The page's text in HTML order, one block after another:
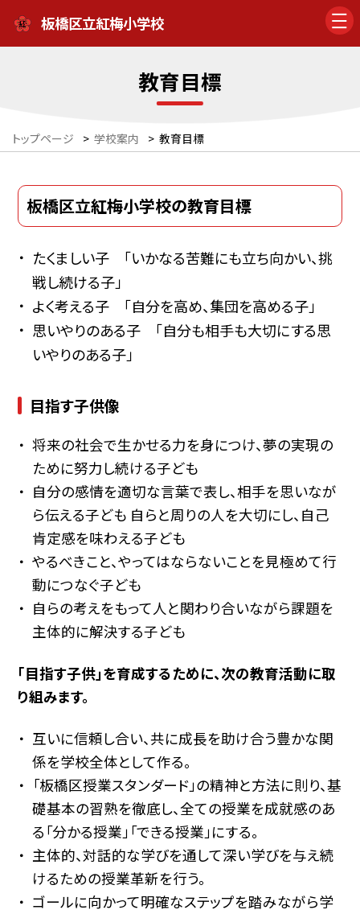
板橋区立紅梅小学校
教育目標
トップページ > 学校案内 > 教育目標
板橋区立紅梅小学校の教育目標
たくましい子 「いかなる苦難にも立ち向かい、挑
戦し続ける子」
よく考える子 「自分を高め、集団を高める子」
思いやりのある子 「自分も相手も大切にする思
いやりのある子」
目指す子供像
将来の社会で生かせる力を身につけ、夢の実現の
ために努力し続ける子ども
自分の感情を適切な言葉で表し、相手を思いなが
ら伝える子ども 自らと周りの人を大切にし、自己
肯定感を味わえる子ども
やるべきこと、やってはならないことを見極めて行
動につなぐ子ども
自らの考えをもって人と関わり合いながら課題を
主体的に解決する子ども
「目指す子供」を育成するために、次の教育活動に取
り組みます。
互いに信頼し合い、共に成長を助け合う豊かな関
係を学校全体として作る。
「板橋区授業スタンダード」の精神と方法に則り、基
礎基本の習熟を徹底し、全ての授業を成就感のあ
る「分かる授業」「できる授業」にする。
主体的、対話的な学びを通して深い学びを与え続
けるための授業革新を行う。
ゴールに向かって明確なステップを踏みながら学